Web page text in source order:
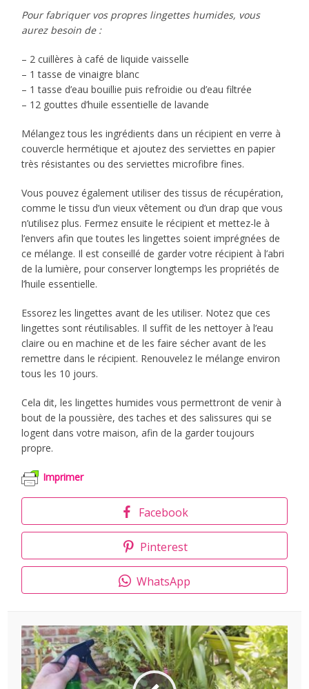
Pour fabriquer vos propres lingettes humides, vous
aurez besoin de :
– 2 cuillères à café de liquide vaisselle
– 1 tasse de vinaigre blanc
– 1 tasse d’eau bouillie puis refroidie ou d’eau filtrée
– 12 gouttes d’huile essentielle de lavande
Mélangez tous les ingrédients dans un récipient en verre à
couvercle hermétique et ajoutez des serviettes en papier
très résistantes ou des serviettes microfibre fines.
Vous pouvez également utiliser des tissus de récupération,
comme le tissu d’un vieux vêtement ou d’un drap que vous
n’utilisez plus. Fermez ensuite le récipient et mettez-le à
l’envers afin que toutes les lingettes soient imprégnées de
ce mélange. Il est conseillé de garder votre récipient à l’abri
de la lumière, pour conserver longtemps les propriétés de
l’huile essentielle.
Essorez les lingettes avant de les utiliser. Notez que ces
lingettes sont réutilisables. Il suffit de les nettoyer à l’eau
claire ou en machine et de les faire sécher avant de les
remettre dans le récipient. Renouvelez le mélange environ
tous les 10 jours.
Cela dit, les lingettes humides vous permettront de venir à
bout de la poussière, des taches et des salissures qui se
logent dans votre maison, afin de la garder toujours
propre.
Imprimer
Facebook
Pinterest
WhatsApp